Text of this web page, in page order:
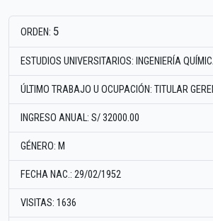
ORDEN: 5
ESTUDIOS UNIVERSITARIOS: INGENIERÍA
ÚLTIMO TRABAJO U OCUPACIÓN: TITULAR
INGRESO ANUAL: S/ 32000.00
GÉNERO: M
FECHA NAC.: 29/02/1952
VISITAS: 1636